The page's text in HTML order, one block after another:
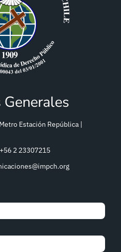
Estación República |
2 23307215